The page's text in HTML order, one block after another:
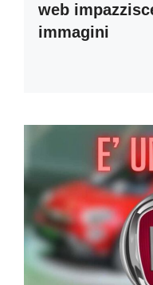
web
immagini